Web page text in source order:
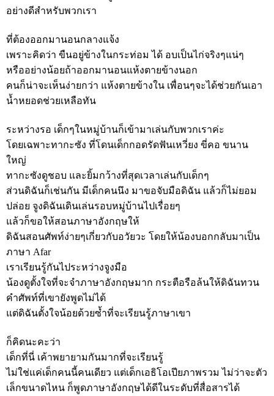
อย่างดีสำหรับพวกเรา
ที่ต้องออกมานอนกลางแจ้ง
เพราะคิดว่า ขืนอยู่ข้างในกระท่อม ได้ อบเป็นไก่จริงๆแน่ๆ
หรืออย่างน้อยถ้าออกมานอนแห้งตายข้างนอก
คนก็น่าจะเห็นง่ายกว่า แห้งตายข้างใน เพื่อนๆจะได้ช่วยกันเอา
น้ำหยอดช่วยเหลือทัน
ระหว่างรอ เด็กๆในหมู่บ้านก็เข้ามาเล่นกับพวกเราค่ะ
โดยเฉพาะทากะซัง ที่โดนเด็กกอดรัดฟันเหวี่ยง ขี่คอ ขนาน
ใหญ่
ทากะซังดูชอบ และยิ้มกว้างที่สุดเวลาเล่นกับเด็กๆ
ส่วนดิฉันก็เช่นกัน มีเด็กคนนึง มาขอจับมือดิฉัน แล้วก็ไม่ยอม
ปล่อย จูงดิฉันเดินเล่นรอบหมู่บ้านไปเรื่อยๆ
แล้วก็ขอให้สอนภาษาอังกฤษให้
ดิฉันสอนศัพท์ง่ายๆเกี่ยวกับอวัยวะ โดยให้น้องบอกกลับมาเป็น
ภาษา Afar
เราเรียนรู้กันไประหว่างจูงมือ
น้องดูตั้งใจที่จะจำภาษาอังกฤษมาก กระตือรือล้นให้ดิฉันทวน
คำศัพท์ที่เขายังพูดไม่ได้
แต่ดิฉันตั้งใจน้อยด้วยซ้ำที่จะเรียนรู้ภาษาเขา
ก็คิดนะคะว่า
เด็กที่นี่ เค้าพยายามกันมากที่จะเรียนรู้
ไม่ใช่แค่เด็กคนนี้คนเดียว แต่เด็กเอธิโอเปียภาพรวม ไม่ว่าจะตัว
เล็กขนาดไหน ก็พูดภาษาอังกฤษได้ดีในระดับที่สื่อสารได้